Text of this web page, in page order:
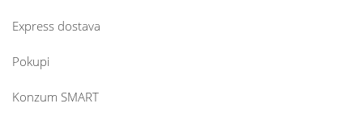
Express dostava
Pokupi
Konzum SMART